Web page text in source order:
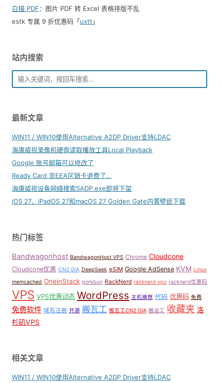
白描 PDF：图片 PDF 转 Excel 表格排版不乱
estk 专属 9 折优惠码「uxtt 」
站内搜索
最新文章
WIN11 / WIN10使用Alternative A2DP Driver支持LDAC
海康威视录像机硬盘读取播放工具Local Playback
Google 账号邮箱可以修改了
Ready Card 非EEA区销卡退费了…
海康威视设备网络搜索SADP.exe即将下架
iOS 27、iPadOS 27和macOS 27 Golden Gate内置壁纸下载
热门标签
Bandwagonhost BandwagonHost VPS Chrome Cloudcone
Cloudcone优惠 CN2 GIA DeepSeek eSIM Google AdSense KVM Linux
memcached OneinStack porkbun RackNerd racknerd vps racknerd优惠码
VPS VPS优惠动态 WordPress 主机推荐 代码 优惠码 免费
免费软件 域名注册 开源 搬瓦工 搬瓦工CN2 GIA 搬运工 收藏夹 洛
杉矶VPS
相关文章
WIN11 / WIN10使用Alternative A2DP Driver支持LDAC